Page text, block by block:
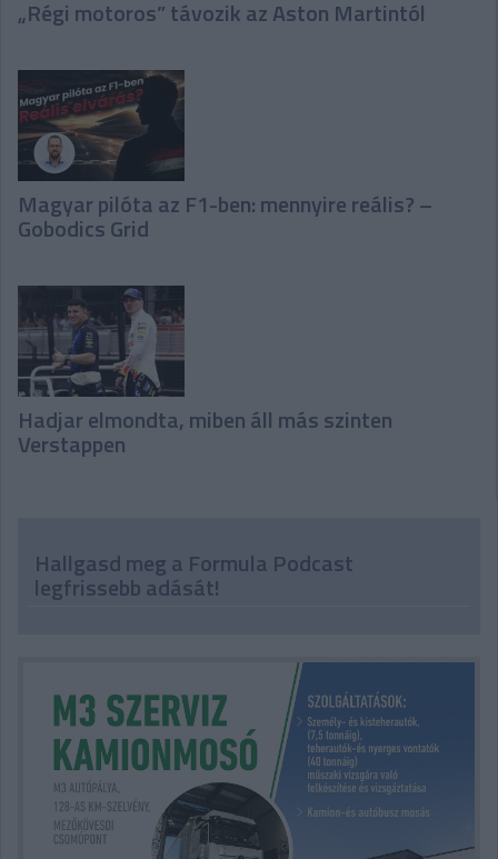
„Régi motoros” távozik az Aston Martintól
Magyar pilóta az F1-ben: mennyire reális? –
Gobodics Grid
Hadjar elmondta, miben áll más szinten
Verstappen
Hallgasd meg a Formula Podcast
legfrissebb adását!